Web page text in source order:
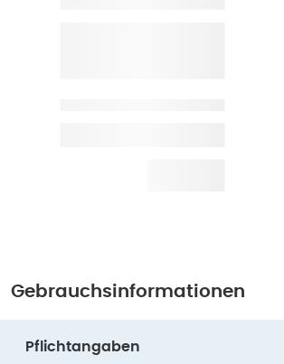
Gebrauchsinformationen
Pflichtangaben